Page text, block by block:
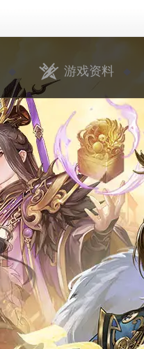
游戏资料